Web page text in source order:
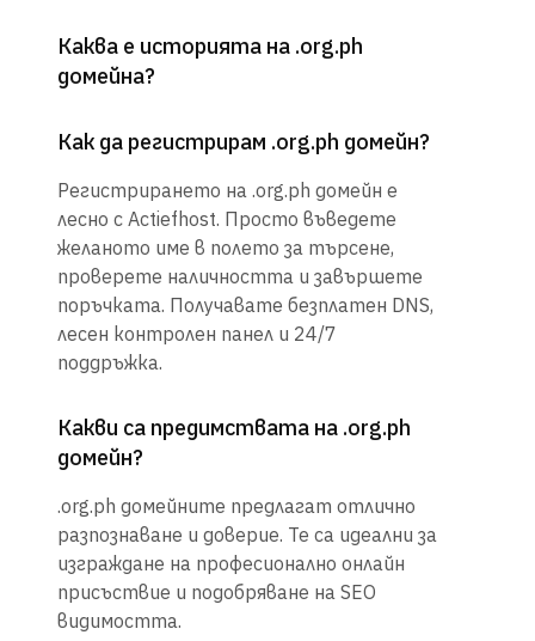
Каква е историята на .org.ph
домейна?
Как да регистрирам .org.ph домейн?
Регистрирането на .org.ph домейн е
лесно с Actiefhost. Просто въведете
желаното име в полето за търсене,
проверете наличността и завършете
поръчката. Получавате безплатен DNS,
лесен контролен панел и 24/7
поддръжка.
Какви са предимствата на .org.ph
домейн?
.org.ph домейните предлагат отлично
разпознаване и доверие. Те са идеални за
изграждане на професионално онлайн
присъствие и подобряване на SEO
видимостта.